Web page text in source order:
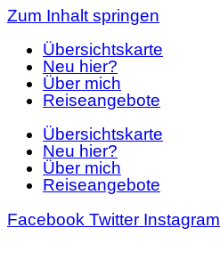
Zum Inhalt springen
Übersichtskarte
Neu hier?
Über mich
Reiseangebote
Übersichtskarte
Neu hier?
Über mich
Reiseangebote
Facebook Twitter Instagram